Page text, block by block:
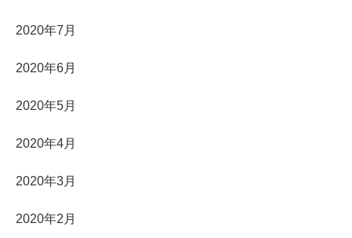
2020年7月
2020年6月
2020年5月
2020年4月
2020年3月
2020年2月